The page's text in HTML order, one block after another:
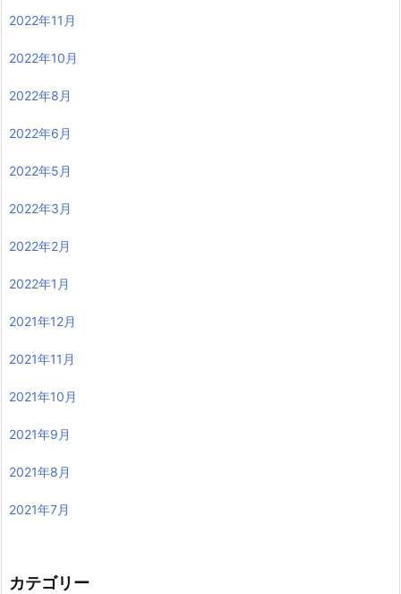
2022年11月
2022年10月
2022年8月
2022年6月
2022年5月
2022年3月
2022年2月
2022年1月
2021年12月
2021年11月
2021年10月
2021年9月
2021年8月
2021年7月
カテゴリー